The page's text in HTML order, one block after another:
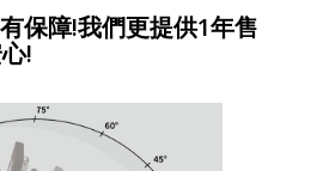
保障!我們更提供1年售
!